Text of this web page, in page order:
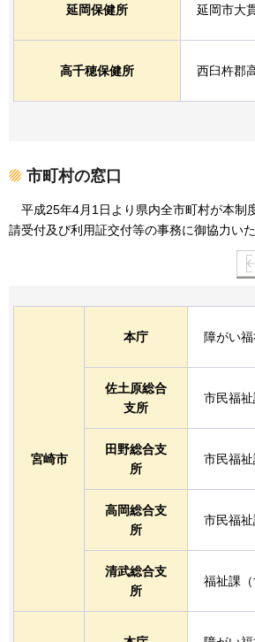
延岡保健所 延岡市大
高千穂保健所 西臼杵郡
市町村の窓口
平成25年4月1日より県内全市町村が本制
請受付及び利用証交付等の事務に御協力い
宮崎市
本庁 障がい
佐土原総合
支所
市民福祉
田野総合支
所
市民福祉
高岡総合支
所
市民福祉
清武総合支
所
福祉課（